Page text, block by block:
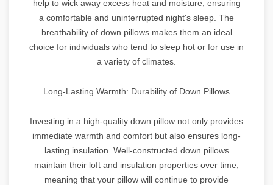
help to wick away excess heat and moisture, ensuring
a comfortable and uninterrupted night's sleep. The
breathability of down pillows makes them an ideal
choice for individuals who tend to sleep hot or for use in
a variety of climates.
Long-Lasting Warmth: Durability of Down Pillows
Investing in a high-quality down pillow not only provides
immediate warmth and comfort but also ensures long-
lasting insulation. Well-constructed down pillows
maintain their loft and insulation properties over time,
meaning that your pillow will continue to provide